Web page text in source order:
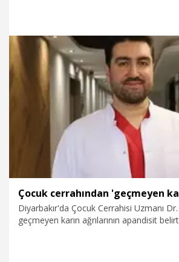
ateşine atmayacağız. Fitne ateşini
da kendi dinamiklerimizle, değerlerimizle,
önceliklerimizle karşı durmaya devam
ve düşmanın kim olduğunu bilerek
28.03.2026 Gündem
Diyarbakır'da Çocuk Cerrahisi Uzmanı
geçmeyen karın ağrılarının apandisit